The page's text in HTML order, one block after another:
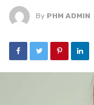
By PHM ADMIN